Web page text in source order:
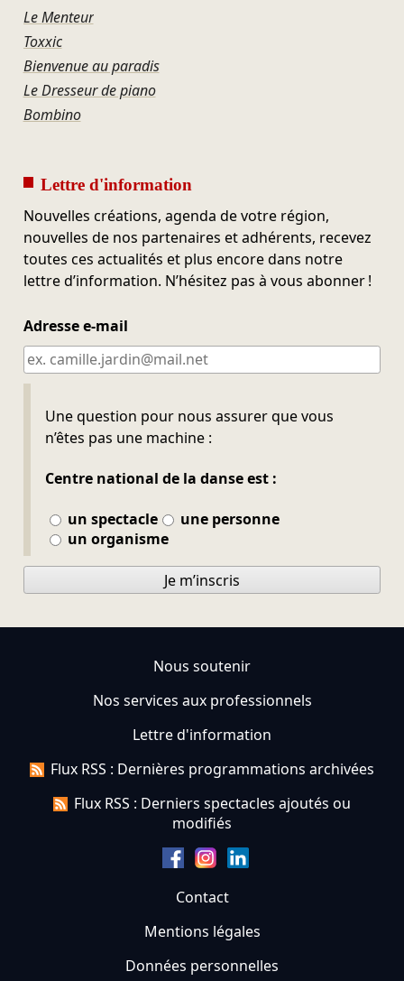
Le Menteur
Toxxic
Bienvenue au paradis
Le Dresseur de piano
Bombino
Lettre d'information
Nouvelles créations, agenda de votre région,
nouvelles de nos partenaires et adhérents, recevez
toutes ces actualités et plus encore dans notre
lettre d’information. N’hésitez pas à vous abonner !
Adresse e-mail
Une question pour nous assurer que vous
n’êtes pas une machine :
Centre national de la danse est :
un spectacle
une personne
un organisme
Ne pas remplir
Je m’inscris
Nous soutenir
Nos services aux professionnels
Lettre d'information
Flux RSS : Dernières programmations archivées
Flux RSS : Derniers spectacles ajoutés ou
modifiés
Contact
Mentions légales
Données personnelles